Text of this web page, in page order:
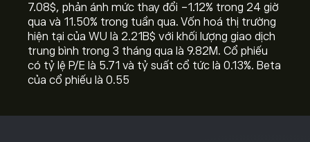
7.08‎$‎, phản ánh mức thay đổi ‎-1.12‎% trong 24 giờ
qua và ‎11.50‎% trong tuần qua. Vốn hoá thị trường
hiện tại của WU là 2.21B‎$‎ với khối lượng giao dịch
trung bình trong 3 tháng qua là 9.82M. Cổ phiếu
có tỷ lệ P/E là 5.71 và tỷ suất cổ tức là 0.13%. Beta
của cổ phiếu là 0.55